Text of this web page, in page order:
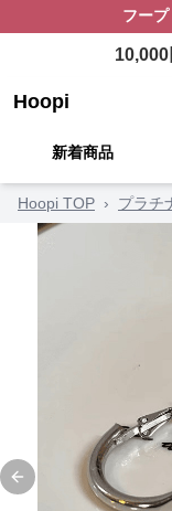
フー
10,000
Hoopi
新着商品
Hoopi TOP › プラチ
Previous slide